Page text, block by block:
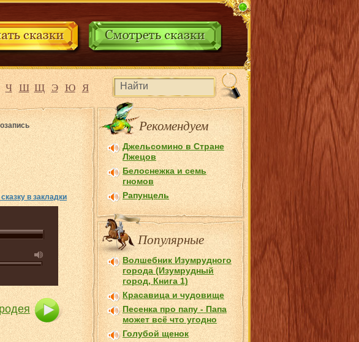
Ч Ш Щ Э Ю Я
Рекомендуем
Джельсомино в Стране
Лжецов
Белоснежка и семь
гномов
Рапунцель
Популярные
Волшебник Изумрудного
города (Изумрудный
город, Книга 1)
Красавица и чудовище
Песенка про папу - Папа
может всё что угодно
Голубой щенок
в закладки